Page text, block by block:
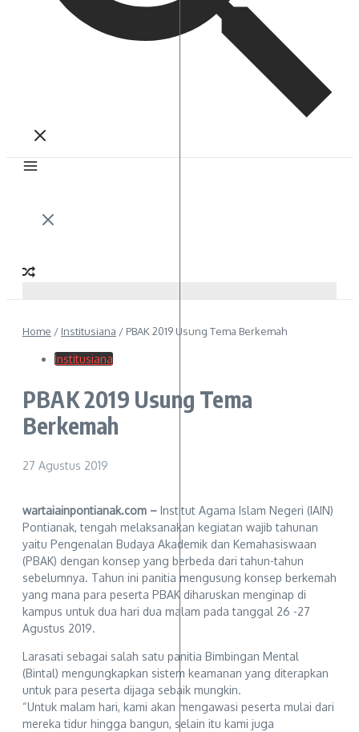
Home / Institusiana / PBAK 2019 Usung Tema Berkemah
Institusiana
PBAK 2019 Usung Tema
Berkemah
27 Agustus 2019
wartaiainpontianak.com – Institut Agama Islam Negeri (IAIN)
Pontianak, tengah melaksanakan kegiatan wajib tahunan
yaitu Pengenalan Budaya Akademik dan Kemahasiswaan
(PBAK) dengan konsep yang berbeda dari tahun-tahun
sebelumnya. Tahun ini panitia mengusung konsep berkemah
yang mana para peserta PBAK diharuskan menginap di
kampus untuk dua hari dua malam pada tanggal 26 -27
Agustus 2019.
Larasati sebagai salah satu panitia Bimbingan Mental
(Bintal) mengungkapkan sistem keamanan yang diterapkan
untuk para peserta dijaga sebaik mungkin.
“Untuk malam hari, kami akan mengawasi peserta mulai dari
mereka tidur hingga bangun, selain itu kami juga